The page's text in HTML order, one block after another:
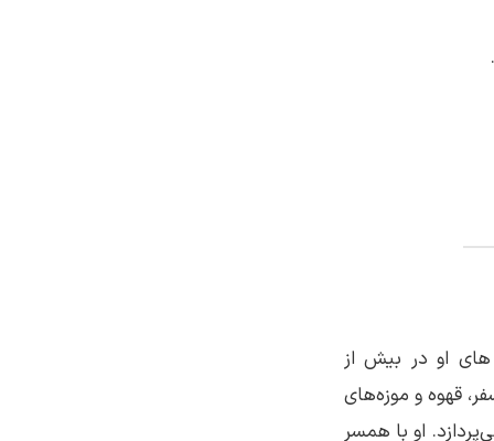
های او در بیش از
قهوه و موزه‌های
او با همسر